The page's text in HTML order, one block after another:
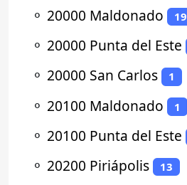
⚬ 20000 Maldonado 19
⚬ 20000 Punta del Este
⚬ 20000 San Carlos 1
⚬ 20100 Maldonado 1
⚬ 20100 Punta del Este
⚬ 20200 Piriápolis 13